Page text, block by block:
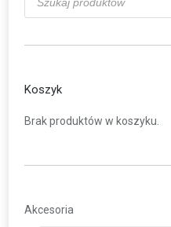
Koszyk
Brak produktów w koszyku.
Akcesoria